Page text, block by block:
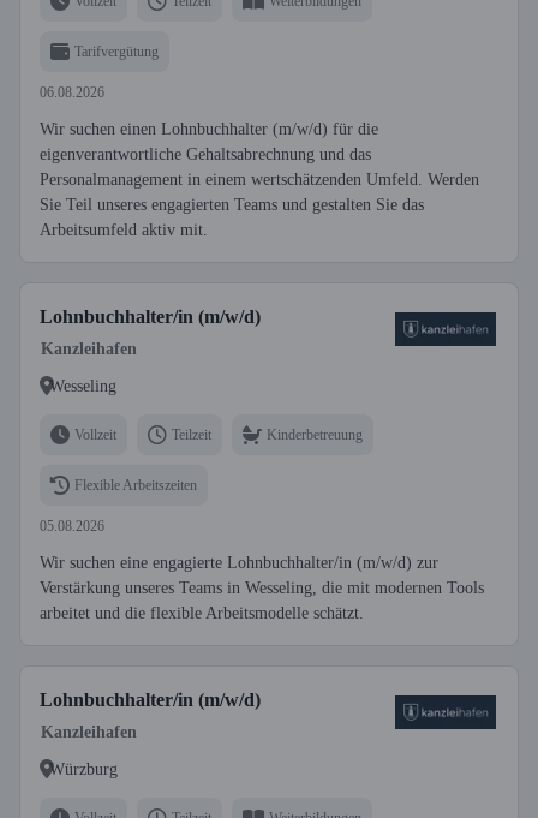
Tarifvergütung
06.08.2026
Wir suchen einen Lohnbuchhalter (m/w/d) für die
eigenverantwortliche Gehaltsabrechnung und das
Personalmanagement in einem wertschätzenden Umfeld. Werden
Sie Teil unseres engagierten Teams und gestalten Sie das
Arbeitsumfeld aktiv mit.
Lohnbuchhalter/in (m/w/d)
Kanzleihafen
Wesseling
Vollzeit Teilzeit Kinderbetreuung
Flexible Arbeitszeiten
05.08.2026
Wir suchen eine engagierte Lohnbuchhalter/in (m/w/d) zur
Verstärkung unseres Teams in Wesseling, die mit modernen Tools
arbeitet und die flexible Arbeitsmodelle schätzt.
Lohnbuchhalter/in (m/w/d)
Kanzleihafen
Würzburg